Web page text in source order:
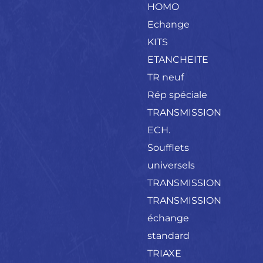
HOMO
Echange
KITS
ETANCHEITE
TR neuf
Rép spéciale
TRANSMISSION
ECH.
Soufflets
universels
TRANSMISSION
TRANSMISSION
échange
standard
TRIAXE